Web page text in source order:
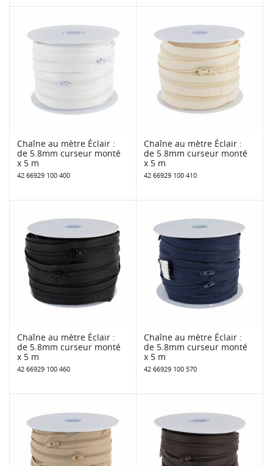
Chaîne au mètre Éclair :
de 5.8mm curseur monté
x 5 m
42 66929 100 400
Chaîne au mètre Éclair :
de 5.8mm curseur monté
x 5 m
42 66929 100 410
Chaîne au mètre Éclair :
de 5.8mm curseur monté
x 5 m
42 66929 100 460
Chaîne au mètre Éclair :
de 5.8mm curseur monté
x 5 m
42 66929 100 570